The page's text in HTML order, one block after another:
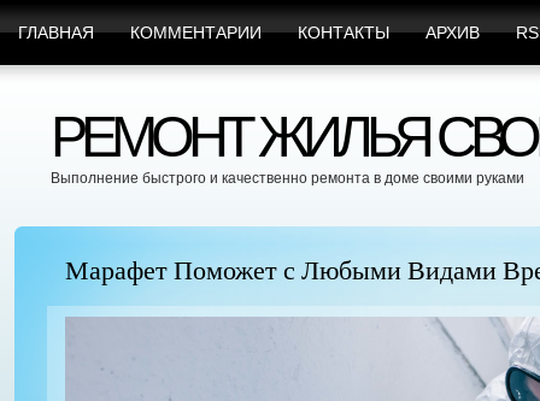
ГЛАВНАЯ КОММЕНТАРИИ КОНТАКТЫ АРХИВ
РЕМОНТ ЖИЛЬЯ
Выполнение быстрого и качественно ремонта в доме своими руками
Марафет Поможет с Любыми Видами